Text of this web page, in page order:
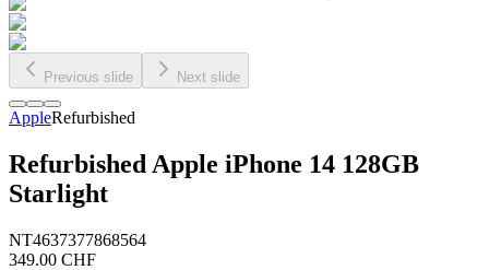
Previous slide Next slide
AppleRefurbished
Refurbished Apple iPhone 14 128GB
Starlight
NT4637377868564
349.00 CHF